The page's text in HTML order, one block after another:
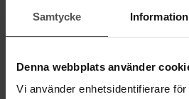
Samtycke Information
Denna webbplats använder
Vi använder enhetsidentifierare
BESÖK OSS
ÖPPETTIDER
Mån-Tor 11:00 - 18:00